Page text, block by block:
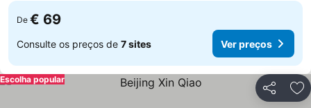
De € 69
Consulte os preços de 7 sites Ver preços
Partilhar
Escolha popular